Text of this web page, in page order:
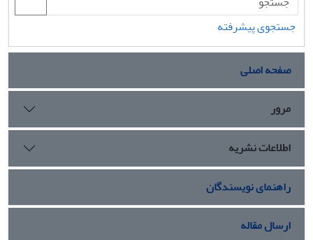
جستجوی پیشرفته
صفحه اصلی
مرور
اطلاعات نشریه
راهنمای نویسندگان
ارسال مقاله